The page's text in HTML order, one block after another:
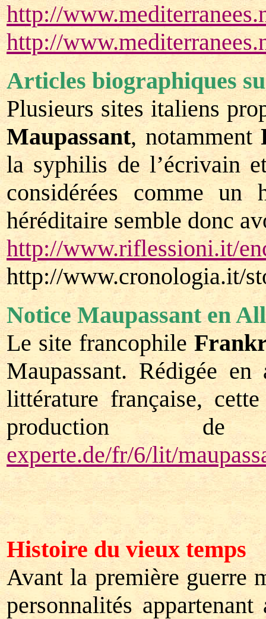
http://
http://
Articles biographiques
Plusieurs sites italiens
Maupassant, notamment
la syphilis de l’écrivain
considérées comme
héréditaire semble donc
http://www.riflessioni.it/
http://www.cronologia.it/
Notice Maupassant en
Le site francophile
Maupassant. Rédigée
littérature française,
production
experte.de/fr/6/lit/
Histoire du vieux temps
Avant la première guerre
personnalités